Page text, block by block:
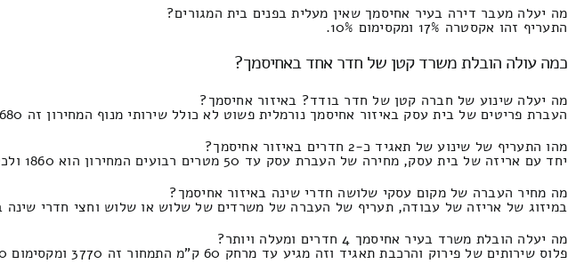
מה יעלה מעבר דירה בעיר אחיסמך שאין מעלית בפנים בית המגורים?
התעריף זהו אקסטרה 17% ומקסימום 10%.
כמה עולה הובלת משרד קטן של חדר אחד באחיסמך?
מה יעלה שינוע של חברה קטן של חדר בודד? באיזור אחיסמך?
העברת פריטים של בית עסק באיזור אחיסמך נורמלית פשוט לא כולל שירותי מנוף המחירון זה 680 ולכל היותר 330 שקל חדש.
מהו התעריף של שינוע של תאגיד כ-2 חדרים באיזור אחיסמך?
יחד עם אריזה של בית עסק, מחירה של העברת עסק עד 50 מטרים רבועים המחירון הוא 1860 ולכל היותר 80 שקלים.
מה מחיר העברה של מקום עסקי שלושה חדרי שינה באיזור אחיסמך?
במיזוג של אריזה של עבודה, תעריף של העברה של משרדים של שלוש או שלוש וחצי חדרי שינה באיזור אחיסמך
מה יעלה הובלת משרד בעיר אחיסמך 4 חדרים ומעלה ויותר?
פלוס שירותים של פירוק והרכבת תאגיד וזה מגיע עד מרחק 60 ק"מ התמחור זה 3770 ומקסימום 1840 ש"ח.